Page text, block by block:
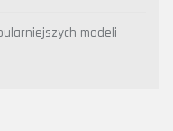
modeli